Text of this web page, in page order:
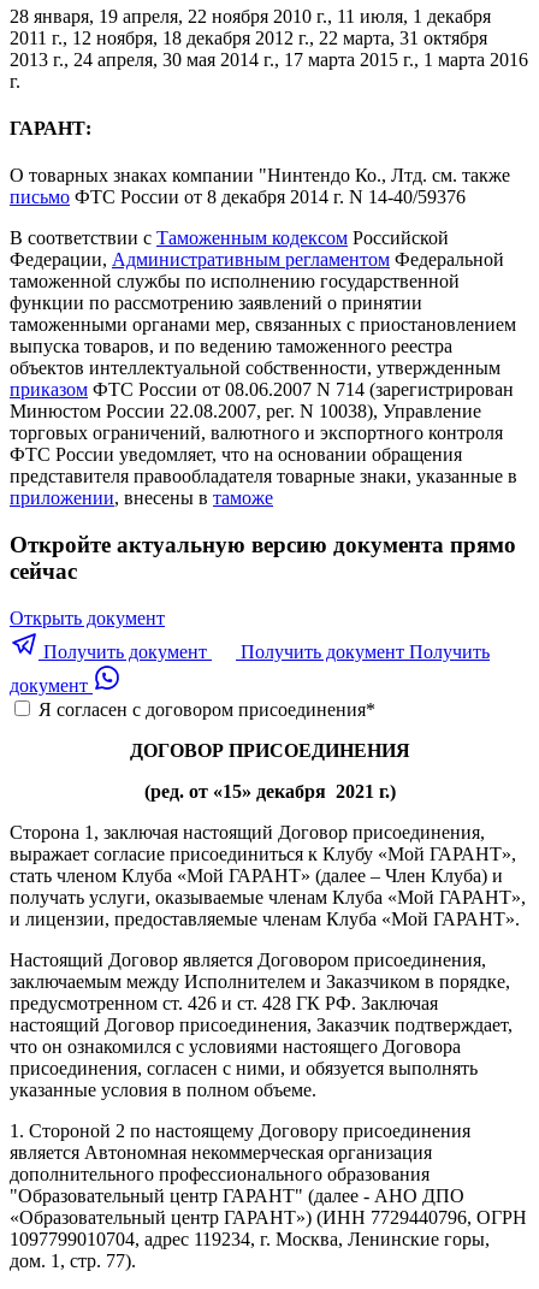
28 января, 19 апреля, 22 ноября 2010 г., 11 июля, 1 декабря
2011 г., 12 ноября, 18 декабря 2012 г., 22 марта, 31 октября
2013 г., 24 апреля, 30 мая 2014 г., 17 марта 2015 г., 1 марта 2016
г.
ГАРАНТ:
О товарных знаках компании "Нинтендо Ко., Лтд. см. также
письмо ФТС России от 8 декабря 2014 г. N 14-40/59376
В соответствии с Таможенным кодексом Российской
Федерации, Административным регламентом Федеральной
таможенной службы по исполнению государственной
функции по рассмотрению заявлений о принятии
таможенными органами мер, связанных с приостановлением
выпуска товаров, и по ведению таможенного реестра
объектов интеллектуальной собственности, утвержденным
приказом ФТС России от 08.06.2007 N 714 (зарегистрирован
Минюстом России 22.08.2007, рег. N 10038), Управление
торговых ограничений, валютного и экспортного контроля
ФТС России уведомляет, что на основании обращения
представителя правообладателя товарные знаки, указанные в
приложении, внесены в таможе
Откройте актуальную версию документа прямо
сейчас
Открыть документ
Получить документ
Получить документ Получить
документ
Я согласен с договором присоединения*
ДОГОВОР ПРИСОЕДИНЕНИЯ
(ред. от «15» декабря 2021 г.)
Сторона 1, заключая настоящий Договор присоединения,
выражает согласие присоединиться к Клубу «Мой ГАРАНТ»,
стать членом Клуба «Мой ГАРАНТ» (далее – Член Клуба) и
получать услуги, оказываемые членам Клуба «Мой ГАРАНТ»,
и лицензии, предоставляемые членам Клуба «Мой ГАРАНТ».
Настоящий Договор является Договором присоединения,
заключаемым между Исполнителем и Заказчиком в порядке,
предусмотренном ст. 426 и ст. 428 ГК РФ. Заключая
настоящий Договор присоединения, Заказчик подтверждает,
что он ознакомился с условиями настоящего Договора
присоединения, согласен с ними, и обязуется выполнять
указанные условия в полном объеме.
1. Стороной 2 по настоящему Договору присоединения
является Автономная некоммерческая организация
дополнительного профессионального образования
"Образовательный центр ГАРАНТ" (далее - АНО ДПО
«Образовательный центр ГАРАНТ») (ИНН 7729440796, ОГРН
1097799010704, адрес 119234, г. Москва, Ленинские горы,
дом. 1, стр. 77).